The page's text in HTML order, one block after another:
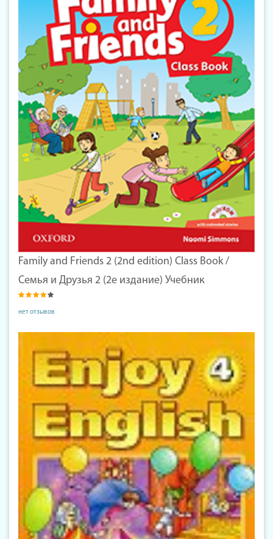
Family and Friends 2 (2nd edition) Class Book /
Семья и Друзья 2 (2е издание) Учебник
нет отзывов